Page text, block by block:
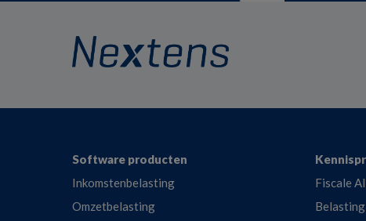
FooterSoftware producten
Inkomstenbelasting
Omzetbelasting
Fiscale
Belasting